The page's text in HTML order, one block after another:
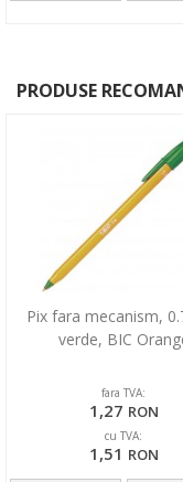
PRODUSE
Pix fara mecanism,
verde, BIC
fara TVA:
1,27 RON
cu TVA:
1,51 RON